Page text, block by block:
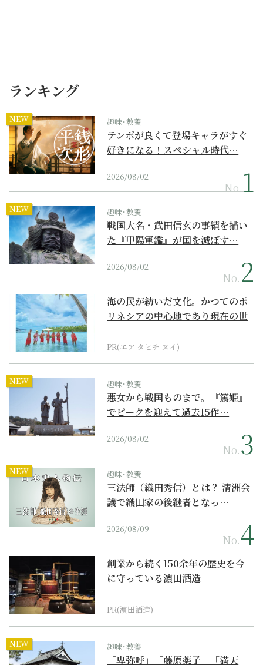
ランキング
NEW 趣味･教養
テンポが良くて登場キャラがすぐ
好きになる！スペシャル時代…
2026/08/02
No.
NEW 趣味･教養
戦国大名・武田信玄の事績を描い
た『甲陽軍鑑』が国を滅ぼす…
2026/08/02
No.
海の民が紡いだ文化。かつてのポ
リネシアの中心地であり現在の世
PR(エア タヒチ ヌイ)
NEW 趣味･教養
悪女から戦国ものまで。『篤姫』
でピークを迎えて過去15作…
2026/08/02
No.
NEW 趣味･教養
三法師（織田秀信）とは？ 清洲会
議で織田家の後継者となっ…
2026/08/09
No.
創業から続く150余年の歴史を今
に守っている濵田酒造
PR(濵田酒造)
NEW 趣味･教養
「卑弥呼」「藤原薬子」「満天